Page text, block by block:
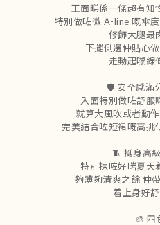
正面睇係一條超有知
特別做咗微 A-line 嘅傘
修飾大腿最
下擺側邊仲貼心
走動起嚟線
🛡️ 安全感滿
入面特別做咗舒服
就算大風吹或者動
完美結合咗短裙嘅高挑
🧵 挺身高
特別揀咗好啱夏天
夠薄夠清爽之餘 仲
着上身好
🎨 四